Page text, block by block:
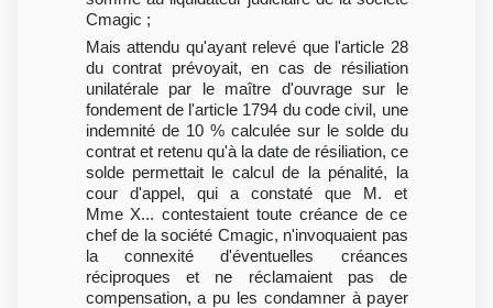
Cmagic ;
Mais attendu qu'ayant relevé que l'article 28
du contrat prévoyait, en cas de résiliation
unilatérale par le maître d'ouvrage sur le
fondement de l'article 1794 du code civil, une
indemnité de 10 % calculée sur le solde du
contrat et retenu qu'à la date de résiliation, ce
solde permettait le calcul de la pénalité, la
cour d'appel, qui a constaté que M. et
Mme X... contestaient toute créance de ce
chef de la société Cmagic, n'invoquaient pas
la connexité d'éventuelles créances
réciproques et ne réclamaient pas de
compensation, a pu les condamner à payer